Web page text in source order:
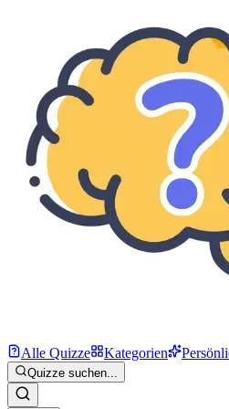
Alle Quizze Kategorien
Quizze suchen...